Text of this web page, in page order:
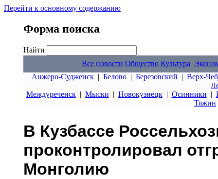
Перейти к основному содержанию
Форма поиска
Найти
Все новости Общество Культура
Анжеро-Судженск | Белово | Березовский | Верх-
Междуреченск| Мыски | Новокузнецк| Осинники |
Тяжин
В Кузбассе
проконтролировал
Монголию